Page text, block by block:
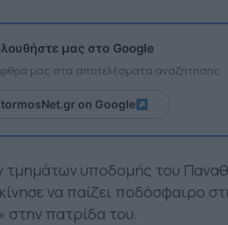
μας στο Google
μας στα αποτελέσματα αναζήτησης
on Google
τμημάτων υποδομής του
να παίζει ποδόσφαιρο
στην πατρίδα του.